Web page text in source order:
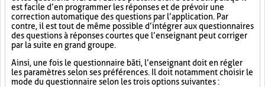
est facile d’en programmer les réponses et de prévoir une
correction automatique des questions par l’application. Par
contre, il est tout de même possible d’intégrer aux questionnaires
des questions à réponses courtes que l’enseignant peut corriger
par la suite en grand groupe.
Ainsi, une fois le questionnaire bâti, l’enseignant doit en régler
les paramètres selon ses préférences. Il doit notamment choisir le
mode du questionnaire selon les trois options suivantes :